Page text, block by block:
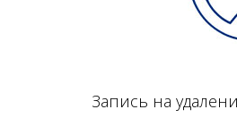
Запись на